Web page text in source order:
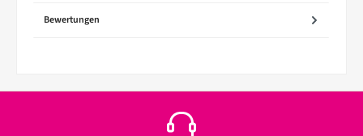
Bewertungen